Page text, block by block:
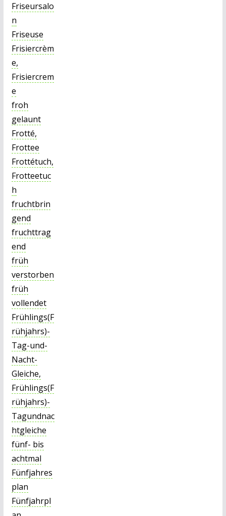
Friseursalo
n
Friseuse
Frisiercrèm
e,
Frisiercrem
e
froh
gelaunt
Frotté,
Frottee
Frottétuch,
Frotteetuc
h
fruchtbrin
gend
fruchttrag
end
früh
verstorben
früh
vollendet
Frühlings(F
rühjahrs)-
Tag-und-
Nacht-
Gleiche,
Frühlings(F
rühjahrs)-
Tagundnac
htgleiche
fünf- bis
achtmal
Fünfjahres
plan
Fünfjahrpl